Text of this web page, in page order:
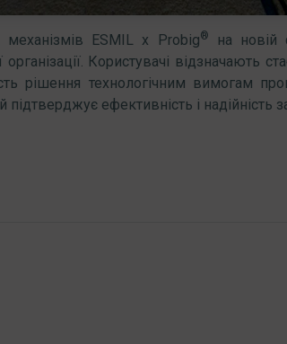
механізмів ESMIL x Probig®
на новій
Користувачі відзначають
рішення технологічним вимогам
ефективність і надійність